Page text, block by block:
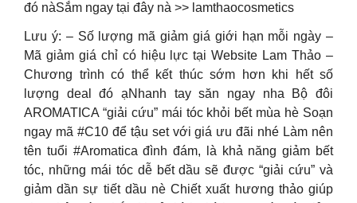
đó nàSắm ngay tại đây nà >> lamthaocosmetics
Lưu ý: – Số lượng mã giảm giá giới hạn mỗi ngày –
Mã giảm giá chỉ có hiệu lực tại Website Lam Thảo –
Chương trình có thể kết thúc sớm hơn khi hết số
lượng deal đó ạNhanh tay săn ngay nha Bộ đôi
AROMATICA “giải cứu” mái tóc khỏi bết mùa hè Soạn
ngay mã #C10 để tậu set với giá ưu đãi nhé Làm nên
tên tuổi #Aromatica đình đám, là khả năng giảm bết
tóc, những mái tóc dễ bết dầu sẽ được “giải cứu” và
giảm dần sự tiết dầu nè Chiết xuất hương thảo giúp